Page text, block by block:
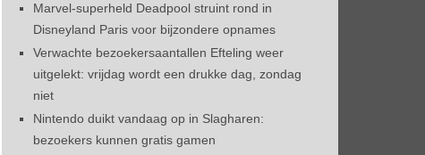
Marvel-superheld Deadpool struint rond in
Disneyland Paris voor bijzondere opnames
Verwachte bezoekersaantallen Efteling weer
uitgelekt: vrijdag wordt een drukke dag, zondag
niet
Nintendo duikt vandaag op in Slagharen:
bezoekers kunnen gratis gamen